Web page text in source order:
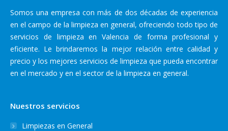
Somos una empresa con más de dos décadas de experiencia
en el campo de la limpieza en general, ofreciendo todo tipo de
servicios de limpieza en Valencia de forma profesional y
eficiente. Le brindaremos la mejor relación entre calidad y
precio y los mejores servicios de limpieza que pueda encontrar
en el mercado y en el sector de la limpieza en general.
Nuestros servicios
Limpiezas en General